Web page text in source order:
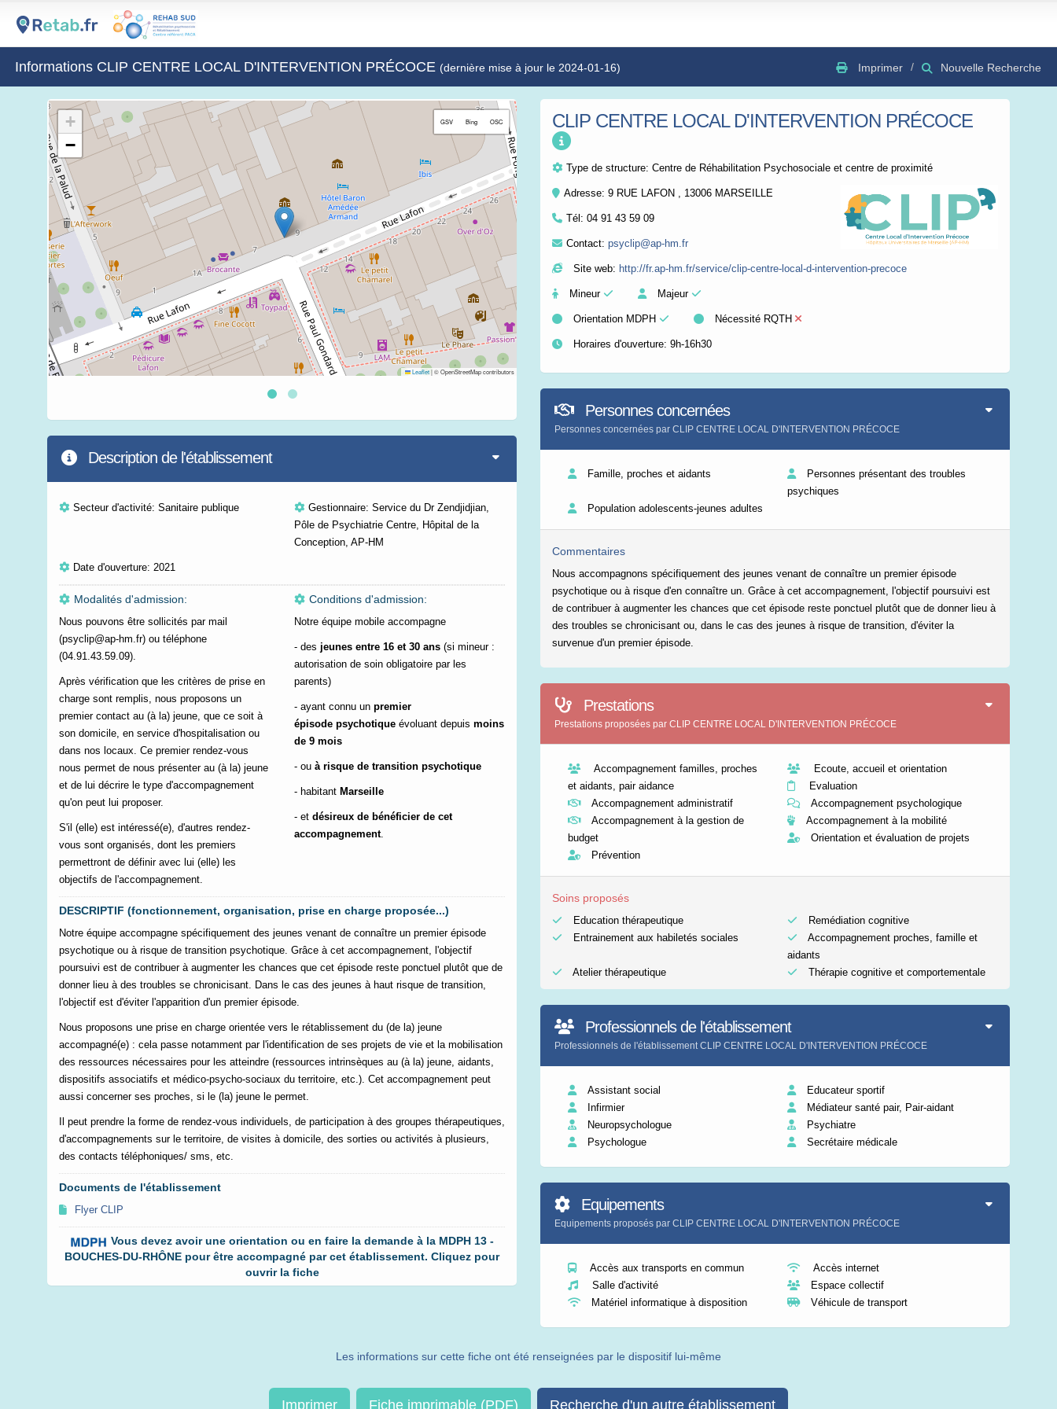
Informations CLIP CENTRE LOCAL D'INTERVENTION PRÉCOCE (dernière mise à jour le 2024-01-16) Imprimer Nouvelle Recherche
+
−
GSV Bing OSC
Leaflet|© OpenStreetMap contributors
GSV Bing OSC
Leaflet|©IGN-France
Description de l'établissement
Secteur d'activité: Sanitaire publique
Gestionnaire: Service du Dr Zendjidjian,
Pôle de Psychiatrie Centre, Hôpital de la
Conception, AP-HM
Date d'ouverture: 2021
Modalités d'admission:
Nous pouvons être sollicités par mail
(psyclip@ap-hm.fr) ou téléphone
(04.91.43.59.09).
Après vérification que les critères de prise en
charge sont remplis, nous proposons un
premier contact au (à la) jeune, que ce soit à
son domicile, en service d'hospitalisation ou
dans nos locaux. Ce premier rendez-vous
nous permet de nous présenter au (à la) jeune
et de lui décrire le type d'accompagnement
qu'on peut lui proposer.
S'il (elle) est intéressé(e), d'autres rendez-
vous sont organisés, dont les premiers
permettront de définir avec lui (elle) les
objectifs de l'accompagnement.
Conditions d'admission:
Notre équipe mobile accompagne
- des jeunes entre 16 et 30 ans(si mineur :
autorisation de soin obligatoire par les
parents)
- ayant connu un premier
épisode psychotique évoluant depuis moins
de 9 mois
- ou à risque de transition psychotique
- habitant Marseille
- et désireux de bénéficier de cet
accompagnement.
DESCRIPTIF (fonctionnement, organisation, prise en charge proposée...)
Notre équipe accompagne spécifiquement des jeunes venant de connaître un premier épisode
psychotique ou à risque de transition psychotique. Grâce à cet accompagnement, l'objectif
poursuivi est de contribuer à augmenter les chances que cet épisode reste ponctuel plutôt que de
donner lieu à des troubles se chronicisant. Dans le cas des jeunes à haut risque de transition,
l'objectif est d'éviter l'apparition d'un premier épisode.
Nous proposons une prise en charge orientée vers le rétablissement du (de la) jeune
accompagné(e) : cela passe notamment par l'identification de ses projets de vie et la mobilisation
des ressources nécessaires pour les atteindre (ressources intrinsèques au (à la) jeune, aidants,
dispositifs associatifs et médico-psycho-sociaux du territoire, etc.). Cet accompagnement peut
aussi concerner ses proches, si le (la) jeune le permet.
Il peut prendre la forme de rendez-vous individuels, de participation à des groupes thérapeutiques,
d'accompagnements sur le territoire, de visites à domicile, des sorties ou activités à plusieurs,
des contacts téléphoniques/ sms, etc.
Documents de l'établissement
Flyer CLIP
Vous devez avoir une orientation ou en faire la demande à la MDPH 13 -
BOUCHES-DU-RHÔNE pour être accompagné par cet établissement. Cliquez pour
ouvrir la fiche
CLIP CENTRE LOCAL D'INTERVENTION PRÉCOCE
Type de structure: Centre de Réhabilitation Psychosociale et centre de proximité
Adresse: 9 RUE LAFON , 13006 MARSEILLE
Tél: 04 91 43 59 09
Contact: psyclip@ap-hm.fr
Site web: http://fr.ap-hm.fr/service/clip-centre-local-d-intervention-precoce
Mineur Majeur
Orientation MDPH Nécessité RQTH
Horaires d'ouverture: 9h-16h30
Personnes concernées
Personnes concernées par CLIP CENTRE LOCAL D'INTERVENTION PRÉCOCE
Famille, proches et aidants
Personnes présentant des troubles
psychiques
Population adolescents-jeunes adultes
Commentaires
Nous accompagnons spécifiquement des jeunes venant de connaître un premier épisode
psychotique ou à risque d'en connaître un. Grâce à cet accompagnement, l'objectif poursuivi est
de contribuer à augmenter les chances que cet épisode reste ponctuel plutôt que de donner lieu à
des troubles se chronicisant ou, dans le cas des jeunes à risque de transition, d'éviter la
survenue d'un premier épisode.
Prestations
Prestations proposées par CLIP CENTRE LOCAL D'INTERVENTION PRÉCOCE
Accompagnement familles, proches
et aidants, pair aidance
Ecoute, accueil et orientation
Evaluation
Accompagnement administratif
Accompagnement psychologique
Accompagnement à la gestion de
budget
Accompagnement à la mobilité
Orientation et évaluation de projets
Prévention
Soins proposés
Education thérapeutique
Remédiation cognitive
Entrainement aux habiletés sociales
Accompagnement proches, famille et
aidants
Atelier thérapeutique
Thérapie cognitive et comportementale
Professionnels de l'établissement
Professionnels de l'établissement CLIP CENTRE LOCAL D'INTERVENTION PRÉCOCE
Assistant social
Educateur sportif
Infirmier
Médiateur santé pair, Pair-aidant
Neuropsychologue
Psychiatre
Psychologue
Secrétaire médicale
Equipements
Equipements proposés par CLIP CENTRE LOCAL D'INTERVENTION PRÉCOCE
Accès aux transports en commun
Accès internet
Salle d'activité
Espace collectif
Matériel informatique à disposition
Véhicule de transport
Les informations sur cette fiche ont été renseignées par le dispositif lui-même
Imprimer Fiche imprimable (PDF) Recherche d'un autre établissement